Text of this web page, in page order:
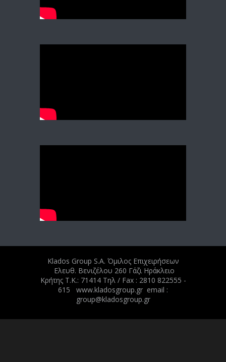
Klados Group S.A. Όμιλος Επιχειρήσεων
Ελευθ. Βενιζέλου 260 Γάζι Ηράκλειο
Κρήτης Τ.Κ.: 71414 Tηλ / Fax : 2810 822555 -
615 www.kladosgroup.gr email :
group@kladosgroup.gr